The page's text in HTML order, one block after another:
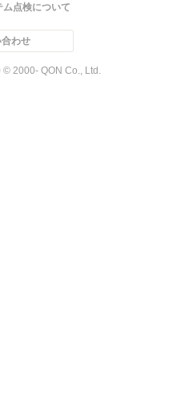
ム点検について
わせ
2000- QON Co., Ltd.